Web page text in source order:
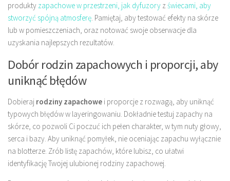
produkty zapachowe w przestrzeni, jak dyfuzory z świecami, aby
stworzyć spójną atmosferę. Pamiętaj, aby testować efekty na skórze
lub w pomieszczeniach, oraz notować swoje obserwacje dla
uzyskania najlepszych rezultatów.
Dobór rodzin zapachowych i proporcji, aby
uniknąć błędów
Dobieraj rodziny zapachowe i proporcje z rozwagą, aby uniknąć
typowych błędów w layeringowaniu. Dokładnie testuj zapachy na
skórze, co pozwoli Ci poczuć ich pełen charakter, w tym nuty głowy,
serca i bazy. Aby uniknąć pomyłek, nie oceniając zapachu wyłącznie
na blotterze. Zrób listę zapachów, które lubisz, co ułatwi
identyfikację Twojej ulubionej rodziny zapachowej.